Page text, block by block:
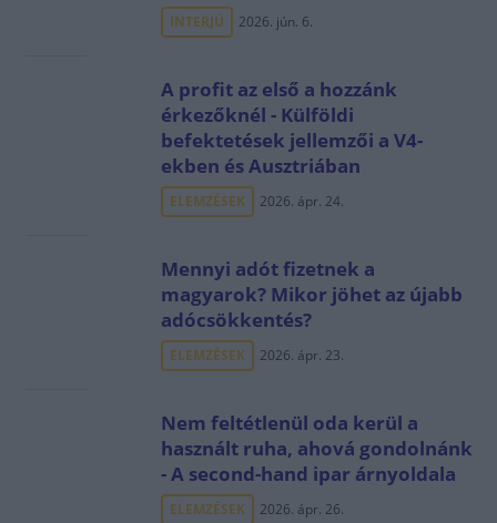
INTERJÚ 2026. jún. 6.
A profit az első a hozzánk
érkezőknél - Külföldi
befektetések jellemzői a V4-
ekben és Ausztriában
ELEMZÉSEK 2026. ápr. 24.
Mennyi adót fizetnek a
magyarok? Mikor jöhet az újabb
adócsökkentés?
ELEMZÉSEK 2026. ápr. 23.
Nem feltétlenül oda kerül a
használt ruha, ahová gondolnánk
- A second-hand ipar árnyoldala
ELEMZÉSEK 2026. ápr. 26.